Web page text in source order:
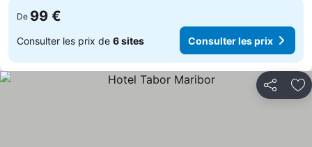
De 99 €
Consulter les prix de 6 sites Consulter les prix
Partager